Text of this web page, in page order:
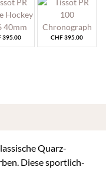
395.00 CHF395.00
Quarz-
Diese sportlich-